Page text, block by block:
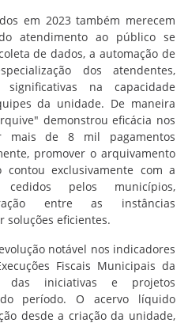
em 2023 também merecem
atendimento ao público se
de dados, a automação de
dos atendentes,
na capacidade
da unidade. De maneira
demonstrou eficácia nos
mais de 8 mil pagamentos
promover o arquivamento
contou exclusivamente com a
pelos municípios,
entre as instâncias
soluções eficientes.
notável nos indicadores
Fiscais Municipais da
das iniciativas e projetos
período. O acervo líquido
desde a criação da unidade,